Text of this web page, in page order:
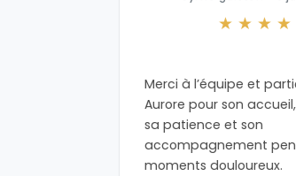
Merci à l’équipe et
Aurore pour son
sa patience et son
accompagnement
moments douloureux.